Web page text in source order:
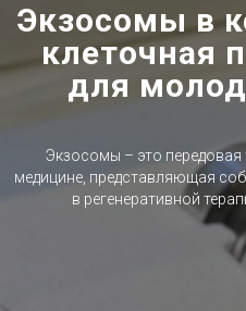
Экзосомы в
клеточная
для
Экзосомы – это передовая
медицине, представляющая
в регенеративной